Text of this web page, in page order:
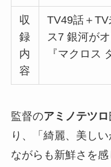
収
録
内
容
TV49話＋
ス7 銀河が
『マクロス
監督のアミノテツロ
り、「綺麗、美し
ながらも新鮮さを